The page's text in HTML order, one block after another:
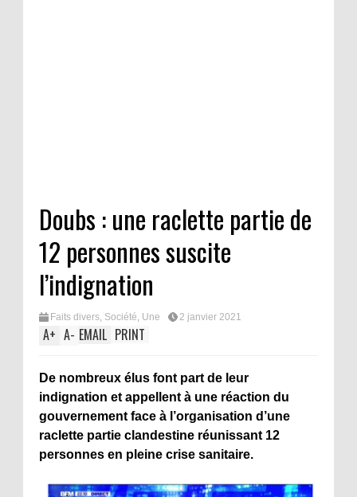
Doubs : une raclette partie de
12 personnes suscite
l’indignation
Faits divers, Société, Une 2 janvier 2021
A+ A- EMAIL PRINT
De nombreux élus font part de leur
indignation et appellent à une réaction du
gouvernement face à l’organisation d’une
raclette partie clandestine réunissant 12
personnes en pleine crise sanitaire.